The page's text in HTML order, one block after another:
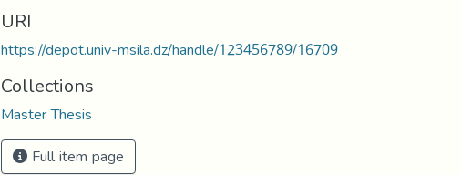
URI
https://depot.univ-msila.dz/handle/123456789/16709
Collections
Master Thesis
Full item page